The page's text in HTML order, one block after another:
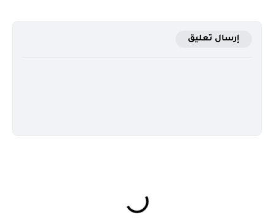
إرسال تعليق